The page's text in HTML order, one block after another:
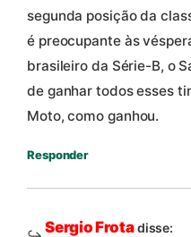
segunda posição da
é preocupante às
brasileiro da Série-B, o
de ganhar todos esses
Moto, como ganhou.
Responder
Sergio Frotadisse: